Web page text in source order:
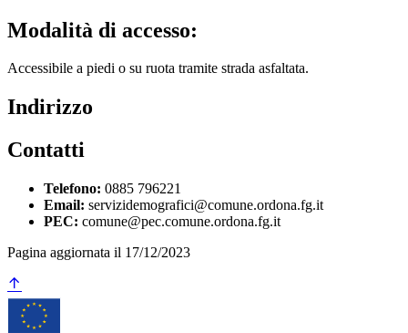
Modalità di accesso:
Accessibile a piedi o su ruota tramite strada asfaltata.
Indirizzo
Contatti
Telefono: 0885 796221
Email: servizidemografici@comune.ordona.fg.it
PEC: comune@pec.comune.ordona.fg.it
Pagina aggiornata il 17/12/2023